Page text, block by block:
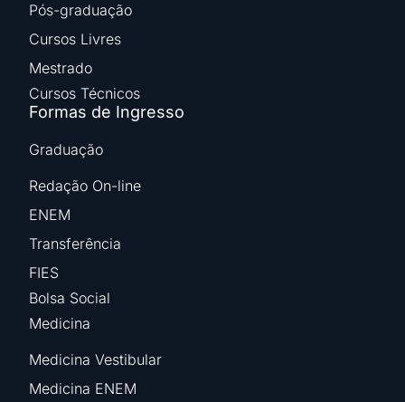
Pós-graduação
Cursos Livres
Mestrado
Cursos Técnicos
Formas de Ingresso
Graduação
Redação On-line
ENEM
Transferência
FIES
Bolsa Social
Medicina
Medicina Vestibular
Medicina ENEM